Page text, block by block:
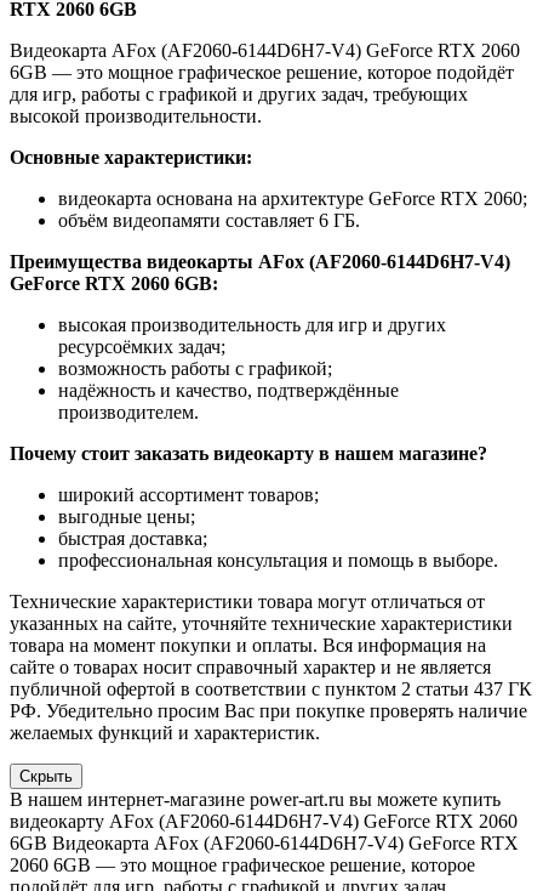
RTX 2060 6GB
Видеокарта AFox (AF2060-6144D6H7-V4) GeForce RTX 2060
6GB — это мощное графическое решение, которое подойдёт
для игр, работы с графикой и других задач, требующих
высокой производительности.
Основные характеристики:
видеокарта основана на архитектуре GeForce RTX 2060;
объём видеопамяти составляет 6 ГБ.
Преимущества видеокарты AFox (AF2060-6144D6H7-V4)
GeForce RTX 2060 6GB:
высокая производительность для игр и других
ресурсоёмких задач;
возможность работы с графикой;
надёжность и качество, подтверждённые
производителем.
Почему стоит заказать видеокарту в нашем магазине?
широкий ассортимент товаров;
выгодные цены;
быстрая доставка;
профессиональная консультация и помощь в выборе.
Технические характеристики товара могут отличаться от
указанных на сайте, уточняйте технические характеристики
товара на момент покупки и оплаты. Вся информация на
сайте о товарах носит справочный характер и не является
публичной офертой в соответствии с пунктом 2 статьи 437 ГК
РФ. Убедительно просим Вас при покупке проверять наличие
желаемых функций и характеристик.
Скрыть
В нашем интернет-магазине power-art.ru вы можете купить
видеокарту AFox (AF2060-6144D6H7-V4) GeForce RTX 2060
6GB Видеокарта AFox (AF2060-6144D6H7-V4) GeForce RTX
2060 6GB — это мощное графическое решение, которое